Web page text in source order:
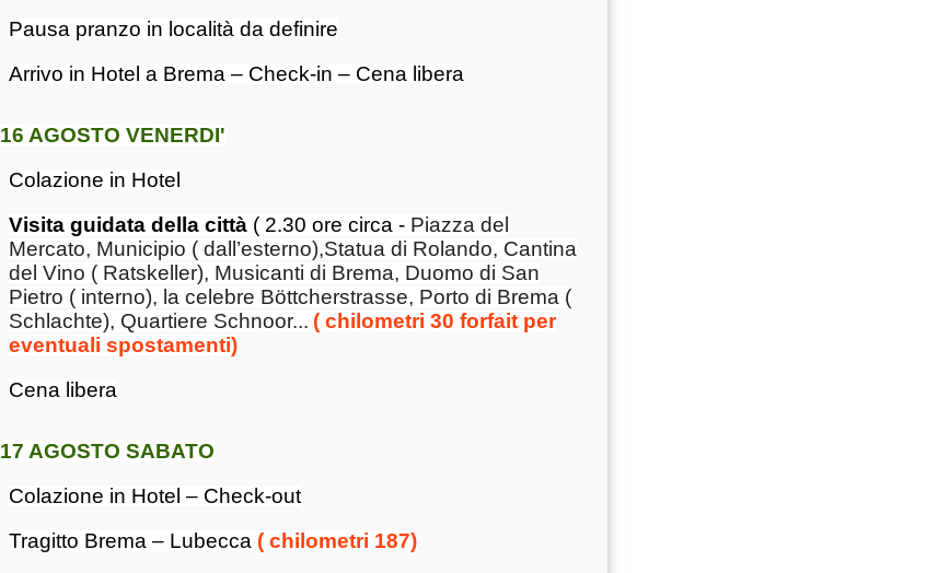
Pausa pranzo in località da definire
Arrivo in Hotel a Brema – Check-in – Cena libera
16 AGOSTO VENERDI'
Colazione in Hotel
Visita guidata della città ( 2.30 ore circa - Piazza del
Mercato, Municipio ( dall’esterno),Statua di Rolando, Cantina
del Vino ( Ratskeller), Musicanti di Brema, Duomo di San
Pietro ( interno), la celebre Böttcherstrasse, Porto di Brema (
Schlachte), Quartiere Schnoor... ( chilometri 30 forfait per
eventuali spostamenti)
Cena libera
17 AGOSTO SABATO
Colazione in Hotel – Check-out
Tragitto Brema – Lubecca ( chilometri 187)